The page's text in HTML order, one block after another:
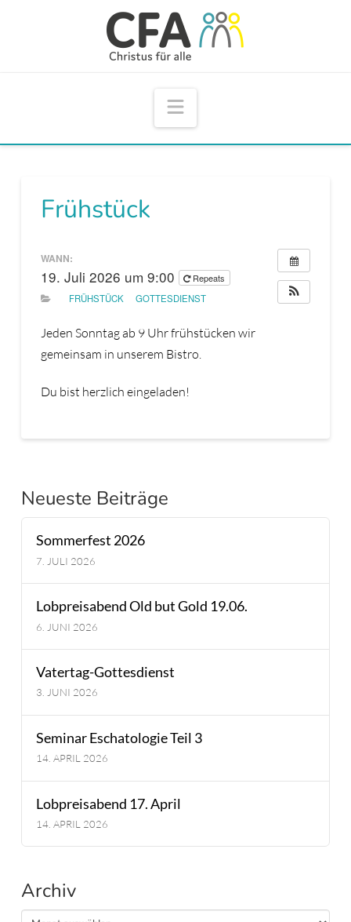
Navigation
Frühstück
WANN:
19. Juli 2026 um 9:00
Repeats
FRÜHSTÜCK
GOTTESDIENST
Jeden Sonntag ab 9 Uhr frühstücken wir
gemeinsam in unserem Bistro.
Du bist herzlich eingeladen!
Neueste Beiträge
Sommerfest 2026
7. JULI 2026
Lobpreisabend Old but Gold 19.06.
6. JUNI 2026
Vatertag-Gottesdienst
3. JUNI 2026
Seminar Eschatologie Teil 3
14. APRIL 2026
Lobpreisabend 17. April
14. APRIL 2026
Archiv